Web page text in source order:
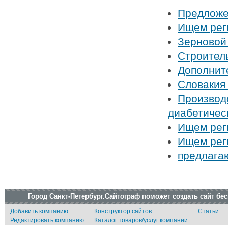
Ищем
Ищем
Ищем
Город Санкт-Петербург.Сайтограф поможет создать сайт
Добавить компанию
Редактировать компанию
Конструктор сайтов
Каталог товаров/услуг компании
Статьи